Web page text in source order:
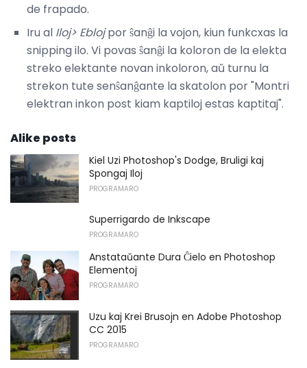
de frapado.
Iru al Iloj> Eblojpor ŝanĝi la vojon, kiun funkcxas la
snipping ilo. Vi povas ŝanĝi la koloron de la elekta
streko elektante novan inkoloron, aŭ turnu la
strekon tute senŝanĝante la skatolon por "Montri
elektran inkon post kiam kaptiloj estas kaptitaj".
Alike posts
Kiel Uzi Photoshop's Dodge, Bruligi kaj
Spongaj Iloj
PROGRAMARO
Superrigardo de Inkscape
PROGRAMARO
Anstataŭante Dura Ĉielo en Photoshop
Elementoj
PROGRAMARO
Uzu kaj Krei Brusojn en Adobe Photoshop
CC 2015
PROGRAMARO